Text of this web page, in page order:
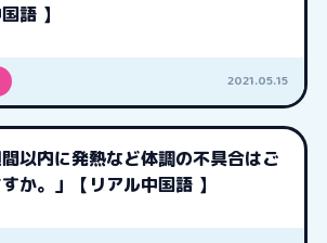
語 】
2021.05.15
間以内に発熱など体調の不具合はご
か。」【リアル中国語 】